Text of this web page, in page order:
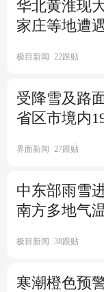
华北黄淮现
家庄等地遭
极目新闻 22跟贴
受降雪及路
省区市境内
界面新闻 27跟贴
中东部雨雪
南方多地气
极目新闻 38跟贴
寒潮橙色预